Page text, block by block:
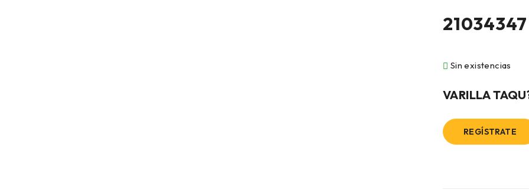
21034347
Sin existencias
VARILLA
REGÍSTRATE